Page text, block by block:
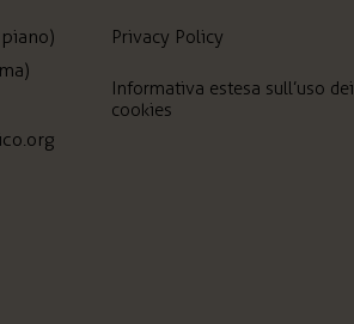
Privacy Policy
Informativa estesa sull’uso dei
cookies